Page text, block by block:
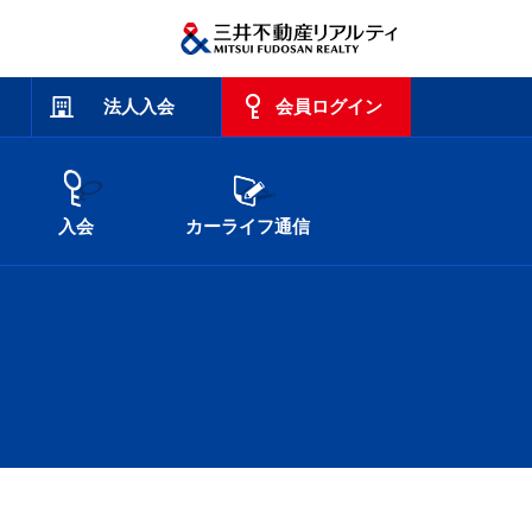
法人入会 会員ログイン
入会 カーライフ通信